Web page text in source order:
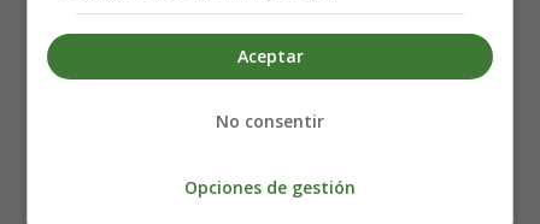
Aceptar
No consentir
Opciones de gestión